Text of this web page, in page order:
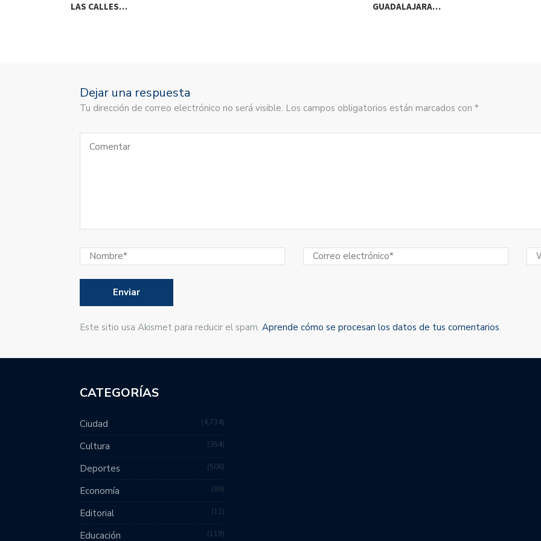
LAS CALLES…
GUADALAJARA…
Dejar una respuesta
Tu dirección de correo electrónico no será visible. Los campos obligatorios están marcados con *
Este sitio usa Akismet para reducir el spam. Aprende cómo se procesan los datos de tus comentarios.
CATEGORÍAS
Ciudad 4,734
Cultura 354
Deportes 506
Economía 89
Editorial 12
Educación 119